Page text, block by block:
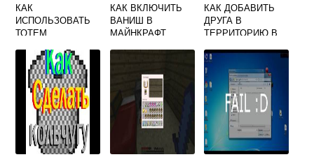
КАК
ИСПОЛЬЗОВАТЬ
ТОТЕМ
МАЙНКРАФТЕ
КАК ВКЛЮЧИТЬ
ВАНИШ В
МАЙНКРАФТ
КАК ДОБАВИТЬ
ДРУГА В
ТЕРРИТОРИЮ В